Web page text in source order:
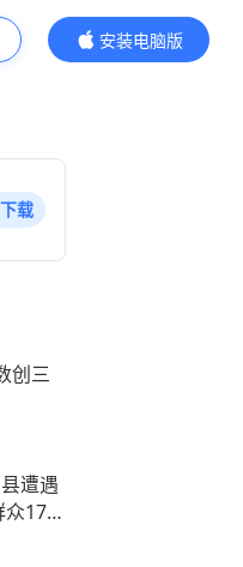
安装电脑版
内容更精彩
载
创三
遭遇
众170